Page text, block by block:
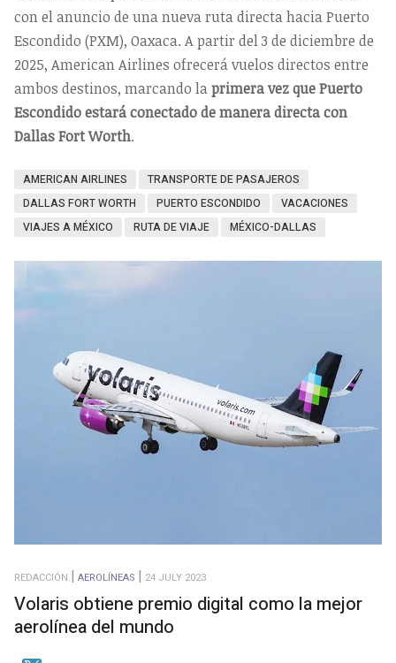
con el anuncio de una nueva ruta directa hacia Puerto
Escondido (PXM), Oaxaca. A partir del 3 de diciembre de
2025, American Airlines ofrecerá vuelos directos entre
ambos destinos, marcando laprimera vez que Puerto
Escondido estará conectado de manera directa con
Dallas Fort Worth.
AMERICAN AIRLINES
TRANSPORTE DE PASAJEROS
DALLAS FORT WORTH
PUERTO ESCONDIDO
VACACIONES
VIAJES A MÉXICO
RUTA DE VIAJE MÉXICO-DALLAS
REDACCIÓN AEROLÍNEAS 24 JULY 2023
Volaris obtiene premio digital como la mejor
aerolínea del mundo